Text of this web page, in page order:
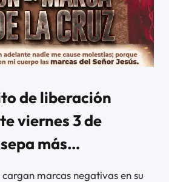
de liberación
viernes 3 de
más…
marcas negativas en su